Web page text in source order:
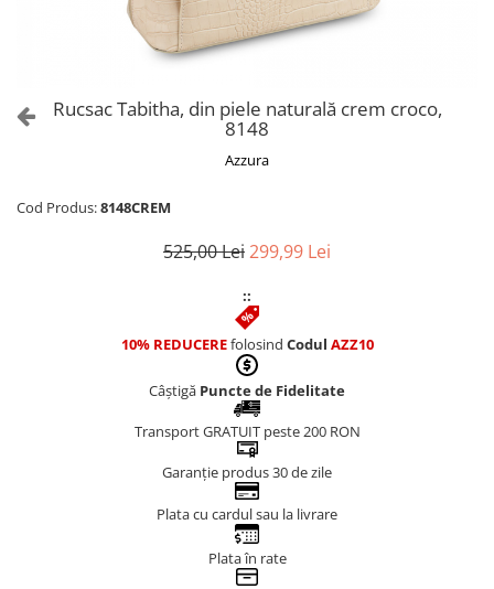
Genți Albe
Genți Bleumarin
Rucsac Tabitha, din piele naturală crem croco,
8148
Azzura
Cod Produs:8148CREM
525,00 Lei299,99 Lei
::
10% REDUCEREfolosind Codul AZZ10
Câștigă Puncte de Fidelitate
Transport GRATUIT peste 200 RON
Garanție produs 30 de zile
Plata cu cardul sau la livrare
Plata în rate